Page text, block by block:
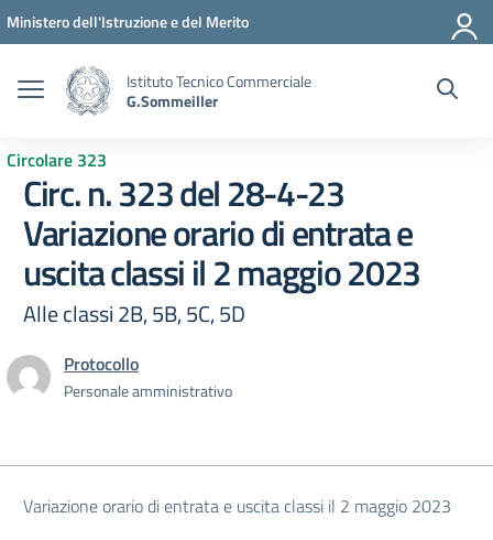
Vai ai contenuti
Vai al menu di navigazione
Vai al footer
Ministero dell'Istruzione e del Merito
Istituto Tecnico Commerciale
G.Sommeiller
Circolare 323
Circ. n. 323 del 28-4-23
Variazione orario di entrata e
uscita classi il 2 maggio 2023
Alle classi 2B, 5B, 5C, 5D
Protocollo
Personale amministrativo
Variazione orario di entrata e uscita classi il 2 maggio 2023